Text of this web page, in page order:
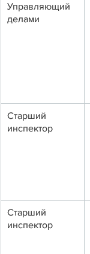
Управляющий
делами
Старший
инспектор
Старший
инспектор